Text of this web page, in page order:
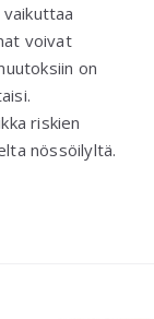
voivat
on
riskien
nössöilyltä.